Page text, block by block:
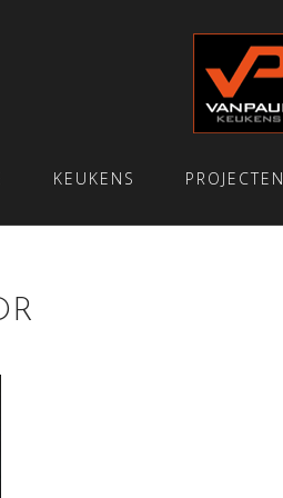
KEUKENS PROJECTEN